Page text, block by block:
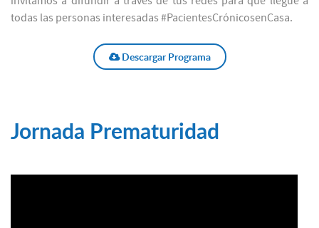
todas las personas interesadas #PacientesCrónicosenCasa.
Descargar Programa
Jornada Prematuridad